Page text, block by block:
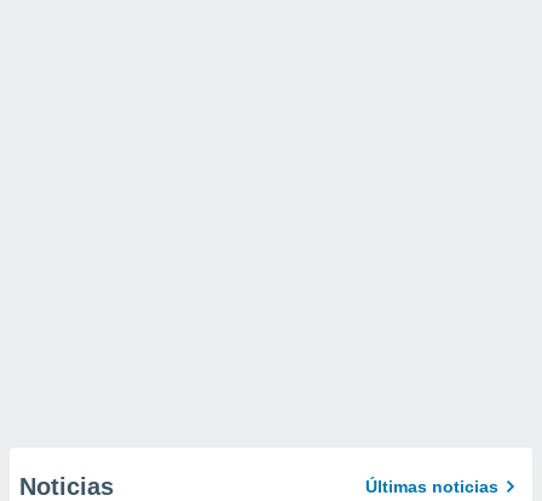
Noticias Últimas noticias